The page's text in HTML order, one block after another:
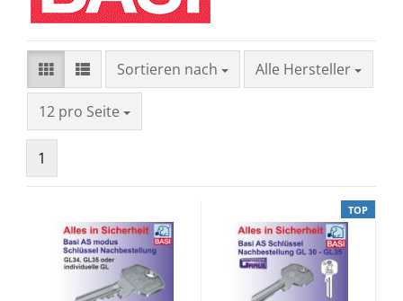
Sortieren nach
Sortieren nach Alle Hersteller
12 pro Seite
pro Seite
1
TOP